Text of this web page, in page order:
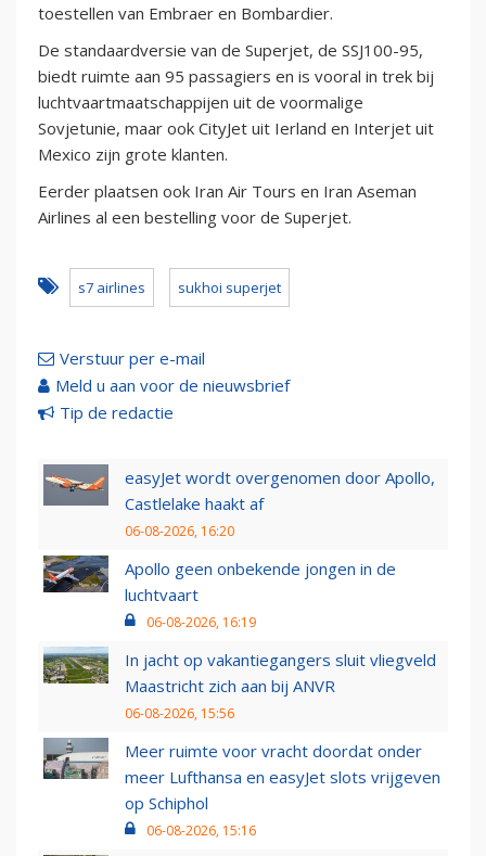
toestellen van Embraer en Bombardier.
De standaardversie van de Superjet, de SSJ100-95,
biedt ruimte aan 95 passagiers en is vooral in trek bij
luchtvaartmaatschappijen uit de voormalige
Sovjetunie, maar ook CityJet uit Ierland en Interjet uit
Mexico zijn grote klanten.
Eerder plaatsen ook Iran Air Tours en Iran Aseman
Airlines al een bestelling voor de Superjet.
s7 airlines sukhoi superjet
Verstuur per e-mail
Meld u aan voor de nieuwsbrief
Tip de redactie
easyJet wordt overgenomen door Apollo,
Castlelake haakt af
06-08-2026, 16:20
Apollo geen onbekende jongen in de
luchtvaart
06-08-2026, 16:19
In jacht op vakantiegangers sluit vliegveld
Maastricht zich aan bij ANVR
06-08-2026, 15:56
Meer ruimte voor vracht doordat onder
meer Lufthansa en easyJet slots vrijgeven
op Schiphol
06-08-2026, 15:16